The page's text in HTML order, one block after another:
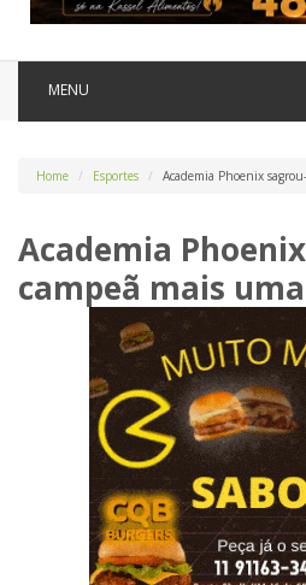
MENU
Home Esportes Academia Phoenix
Academia
campeã mais